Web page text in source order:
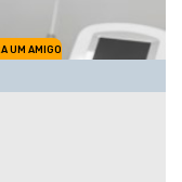
UM AMIGO